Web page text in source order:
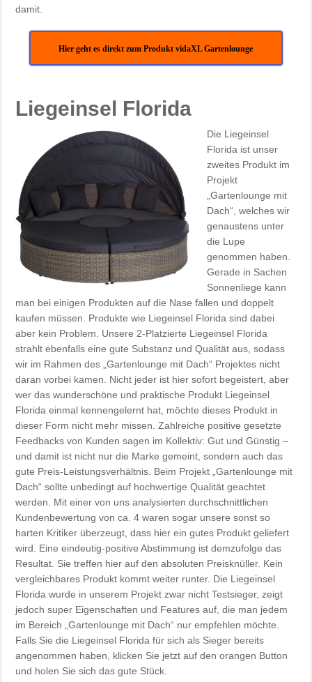
damit.
Hier geht es direkt zum Produkt vidaXL Gartenlounge
Liegeinsel Florida
Die Liegeinsel
Florida ist unser
zweites Produkt im
Projekt
„Gartenlounge mit
Dach“, welches wir
genaustens unter
die Lupe
genommen haben.
Gerade in Sachen
Sonnenliege kann
man bei einigen Produkten auf die Nase fallen und doppelt
kaufen müssen. Produkte wie Liegeinsel Florida sind dabei
aber kein Problem. Unsere 2-Platzierte Liegeinsel Florida
strahlt ebenfalls eine gute Substanz und Qualität aus, sodass
wir im Rahmen des „Gartenlounge mit Dach“ Projektes nicht
daran vorbei kamen. Nicht jeder ist hier sofort begeistert, aber
wer das wunderschöne und praktische Produkt Liegeinsel
Florida einmal kennengelernt hat, möchte dieses Produkt in
dieser Form nicht mehr missen. Zahlreiche positive gesetzte
Feedbacks von Kunden sagen im Kollektiv: Gut und Günstig –
und damit ist nicht nur die Marke gemeint, sondern auch das
gute Preis-Leistungsverhältnis. Beim Projekt „Gartenlounge mit
Dach“ sollte unbedingt auf hochwertige Qualität geachtet
werden. Mit einer von uns analysierten durchschnittlichen
Kundenbewertung von ca. 4 waren sogar unsere sonst so
harten Kritiker überzeugt, dass hier ein gutes Produkt geliefert
wird. Eine eindeutig-positive Abstimmung ist demzufolge das
Resultat. Sie treffen hier auf den absoluten Preisknüller. Kein
vergleichbares Produkt kommt weiter runter. Die Liegeinsel
Florida wurde in unserem Projekt zwar nicht Testsieger, zeigt
jedoch super Eigenschaften und Features auf, die man jedem
im Bereich „Gartenlounge mit Dach“ nur empfehlen möchte.
Falls Sie die Liegeinsel Florida für sich als Sieger bereits
angenommen haben, klicken Sie jetzt auf den orangen Button
und holen Sie sich das gute Stück.